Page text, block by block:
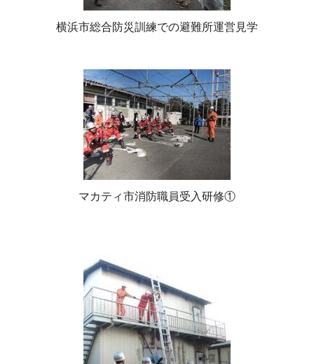
横浜市総合防災訓練での避難所運営見学
マカティ市消防職員受入研修①